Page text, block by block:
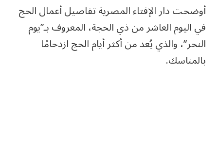
أوضحت دار الإفتاء المصرية تفاصيل أعمال الحج
في اليوم العاشر من ذي الحجة، المعروف بـ”يوم
النحر”، والذي يُعد من أكثر أيام الحج ازدحامًا
بالمناسك.